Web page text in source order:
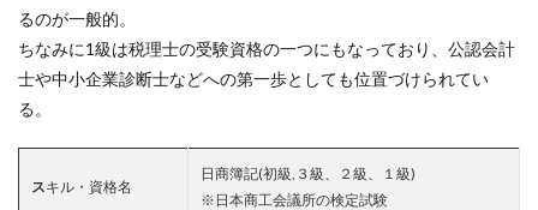
るのが一般的。
ちなみに1級は税理士の受験資格の一つにもなっており、公認会計
士や中小企業診断士などへの第一歩としても位置づけられてい
る。
スキル・資格名
日商簿記(初級,３級、２級、１級)
※日本商工会議所の検定試験